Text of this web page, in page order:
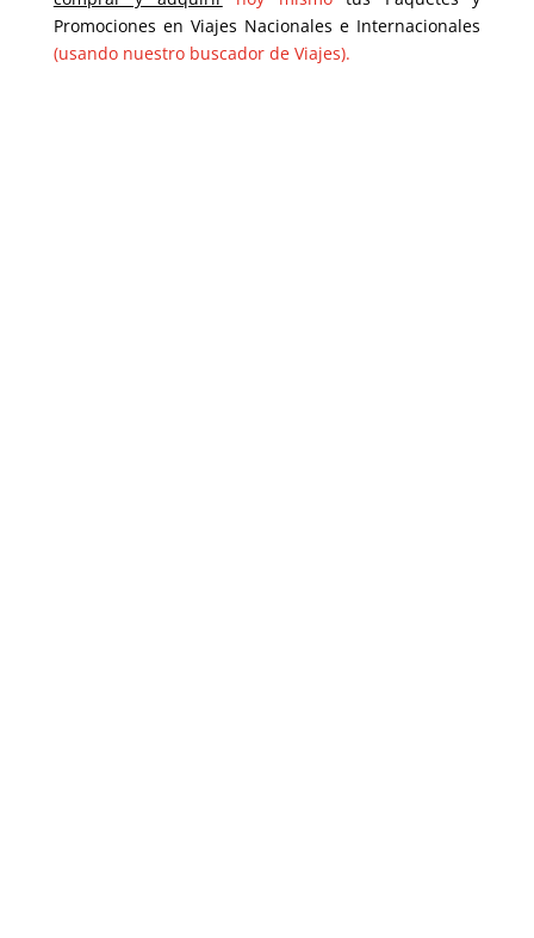
Promociones en Viajes Nacionales e Internacionales
(usando nuestro buscador de Viajes).